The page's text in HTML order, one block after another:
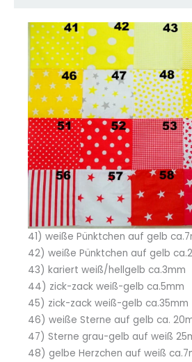
41) weiße Pünktchen auf gelb
42) weiße Pünktchen auf gelb
43) kariert weiß/hellgelb ca.3mm
44) zick-zack weiß-gelb ca.5mm
45) zick-zack weiß-gelb ca.35mm
46) weiße Sterne auf gelb ca.
47) Sterne grau-gelb auf weiß
48) gelbe Herzchen auf weiß